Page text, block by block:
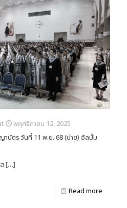
พฤศจิกายน 12, 2025
บัตร วันที่ 11 พ.ย. 68 (บ่าย) อัลบั้ม
[…]
Read more